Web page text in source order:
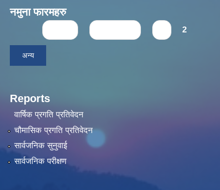
नमुना फारमहरु
Pages 2
अन्य
Reports
वार्षिक प्रगति प्रतिवेदन
चौमासिक प्रगति प्रतिवेदन
सार्वजनिक सुनुवाई
सार्वजनिक परीक्षण